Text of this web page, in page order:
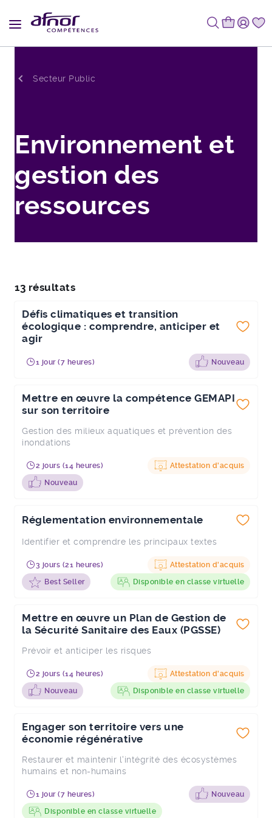
Secteur Public
Environnement et
gestion des
ressources
13 résultats
Défis climatiques et transition
écologique : comprendre, anticiper et
agir
1 jour (7 heures) Nouveau
Mettre en œuvre la compétence GEMAPI
sur son territoire
Gestion des milieux aquatiques et prévention des
inondations
2 jours (14 heures)
Attestation d'acquis
Nouveau
Réglementation environnementale
Identifier et comprendre les principaux textes
3 jours (21 heures)
Attestation d'acquis
Best Seller
Disponible en classe virtuelle
Mettre en œuvre un Plan de Gestion de
la Sécurité Sanitaire des Eaux (PGSSE)
Prévoir et anticiper les risques
2 jours (14 heures)
Attestation d'acquis
Nouveau
Disponible en classe virtuelle
Engager son territoire vers une
économie régénérative
Restaurer et maintenir l'intégrité des écosystèmes
humains et non-humains
1 jour (7 heures)
Nouveau
Disponible en classe virtuelle